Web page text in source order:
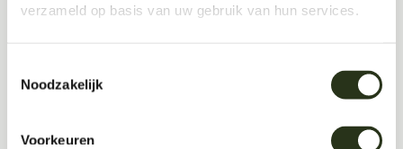
verzameld op basis van uw gebruik van hun services.
Noodzakelijk
Voorkeuren